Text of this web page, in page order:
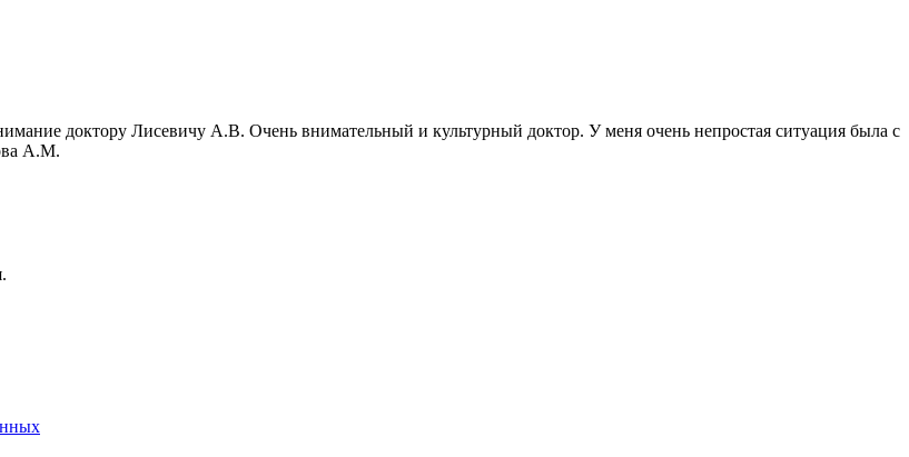
доктору Лисевичу А.В. Очень внимательный и культурный доктор. У меня очень непростая ситуация была с
А.М.